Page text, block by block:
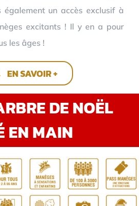
un accès exclusif à
excitants ! Il y en a pour
les âges !
EN SAVOIR +
DE NOËL
EN MAIN